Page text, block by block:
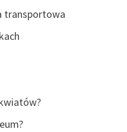
transportowa